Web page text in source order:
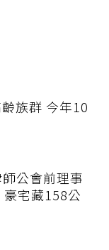
族群 今年10
公會前理事
宅藏158公